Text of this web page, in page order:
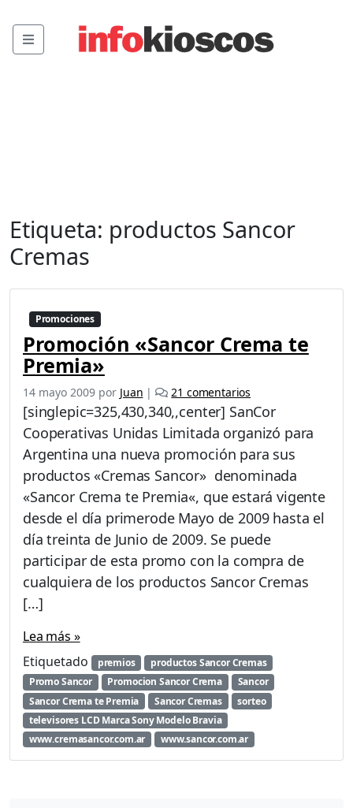
Menu
Etiqueta: productos Sancor
Cremas
Promociones
Promoción «Sancor Crema te
Premia»
14 mayo 2009 por Juan | 21 comentarios
n
r
o
m
c
i
ó
n
S
o
r
C
r
m
[singlepic=325,430,340,,center] SanCor
Cooperativas Unidas Limitada organizó para
Argentina una nueva promoción para sus
productos «Cremas Sancor» denominada
«Sancor Crema te Premia«, que estará vigente
desde el día primerode Mayo de 2009 hasta el
día treinta de Junio de 2009. Se puede
participar de esta promo con la compra de
cualquiera de los productos Sancor Cremas
[…]
Lea más »
Etiquetado
premios
productos Sancor Cremas
Promo Sancor
Promocion Sancor Crema
Sancor
Sancor Crema te Premia
Sancor Cremas
sorteo
televisores LCD Marca Sony Modelo Bravia
www.cremasancor.com.ar
www.sancor.com.ar